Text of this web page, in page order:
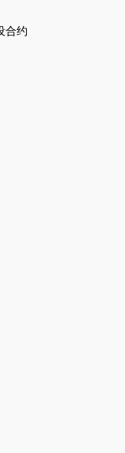
合约